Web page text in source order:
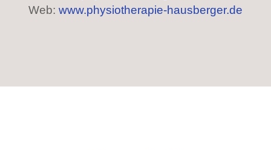
Web: www.physiotherapie-hausberger.de